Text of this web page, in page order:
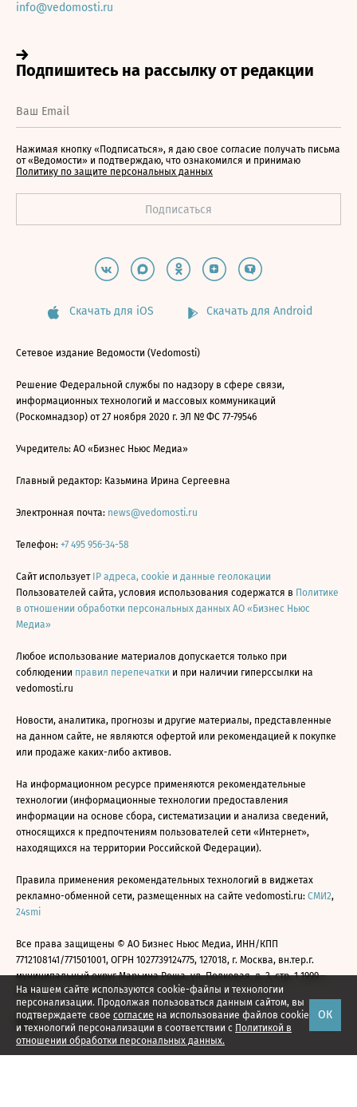
На нашем сайте используются cookie-файлы и технологии
персонализации. Продолжая пользоваться данным сайтом, вы
подтверждаете свое согласие на использование файлов cookie
и технологий персонализации в соответствии с Политикой в
отношении обработки персональных данных.
ОК
info@vedomosti.ru
Нажимая кнопку «Подписаться», я даю свое согласие получать письма
от «Ведомости» и подтверждаю, что ознакомился и принимаю
Политику по защите персональных данных
Скачать для iOS Скачать для Android
Сетевое издание Ведомости (Vedomosti)
Решение Федеральной службы по надзору в сфере связи,
информационных технологий и массовых коммуникаций
(Роскомнадзор) от 27 ноября 2020 г. ЭЛ № ФС 77-79546
Учредитель: АО «Бизнес Ньюс Медиа»
Главный редактор: Казьмина Ирина Сергеевна
Электронная почта: news@vedomosti.ru
Телефон: +7 495 956-34-58
Сайт использует IP адреса, cookie и данные геолокации
Пользователей сайта, условия использования содержатся в Политике
в отношении обработки персональных данных АО «Бизнес Ньюс
Медиа»
Любое использование материалов допускается только при
соблюдении правил перепечатки и при наличии гиперссылки на
vedomosti.ru
Новости, аналитика, прогнозы и другие материалы, представленные
на данном сайте, не являются офертой или рекомендацией к покупке
или продаже каких-либо активов.
На информационном ресурсе применяются рекомендательные
технологии (информационные технологии предоставления
информации на основе сбора, систематизации и анализа сведений,
относящихся к предпочтениям пользователей сети «Интернет»,
находящихся на территории Российской Федерации).
Правила применения рекомендательных технологий в виджетах
рекламно-обменной сети, размещенных на сайте vedomosti.ru: СМИ2,
24smi
Все права защищены © АО Бизнес Ньюс Медиа, ИНН/КПП
7712108141/771501001, ОГРН 1027739124775, 127018, г. Москва, вн.тер.г.
муниципальный округ Марьина Роща, ул. Полковая, д. 3, стр. 1 1999—
2026